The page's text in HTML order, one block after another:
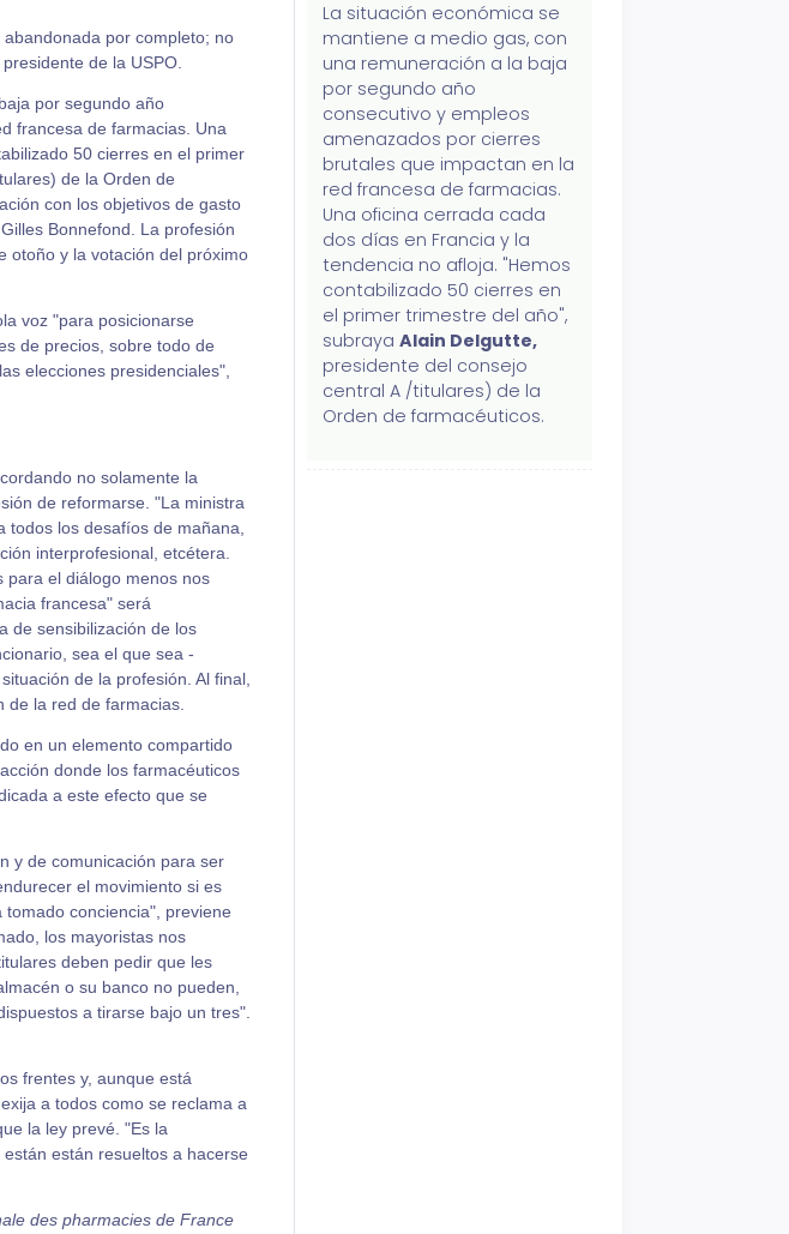
por completo; no
presidente de la USPO.
por segundo año
francesa de farmacias. Una
50 cierres en el primer
de la Orden de
con los objetivos de gasto
Bonnefond. La profesión
otoño y la votación del próximo
voz "para posicionarse
de precios, sobre todo de
elecciones presidenciales",
no solamente la
de reformarse. "La ministra
todos los desafíos de mañana,
interprofesional, etcétera.
para el diálogo menos nos
francesa" será
de sensibilización de los
sea el que sea -
de la profesión. Al final,
de la red de farmacias.
en un elemento compartido
donde los farmacéuticos
a este efecto que se
y de comunicación para ser
el movimiento si es
conciencia", previene
los mayoristas nos
deben pedir que les
o su banco no pueden,
a tirarse bajo un tres".
frentes y, aunque está
a todos como se reclama a
la ley prevé. "Es la
están resueltos a hacerse
des pharmacies de France
La situación económica se
mantiene a medio gas, con
una remuneración a la baja
por segundo año
consecutivo y empleos
amenazados por cierres
brutales que impactan en la
red francesa de farmacias.
Una oficina cerrada cada
dos días en Francia y la
tendencia no afloja. "Hemos
contabilizado 50 cierres en
el primer trimestre del año",
subrayaAlain Delgutte,
presidente del consejo
central A /titulares) de la
Orden de farmacéuticos.